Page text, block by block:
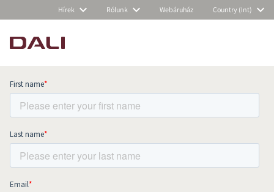
Hírek Rólunk Webáruház Country (Int)
Subscribe to our newsletter and stay
up to date with all news and events.